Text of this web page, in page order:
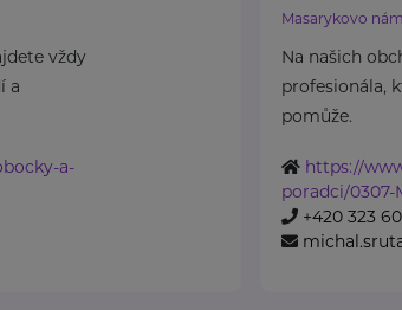
vždy
a
a-
Masarykovo
Na našich
profesionála,
pomůže.
https://
poradci/
+420 323